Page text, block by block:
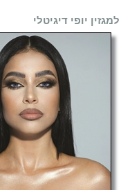
למגזין יופי דיגיטלי